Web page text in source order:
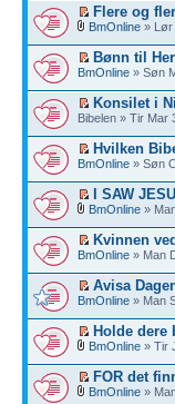
Flere og
BmOnline » Lør
Bønn til
BmOnline » Søn
Konsilet i
Bibelen » Tir Mar
Hvilken
BmOnline » Søn
I SAW
BmOnline »
Kvinnen
BmOnline » Man
Avisa
BmOnline » Man
Holde dere
BmOnline » Tir
FOR det
BmOnline »